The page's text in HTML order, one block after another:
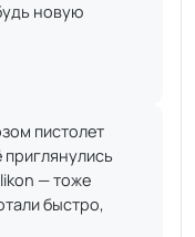
новую
пистолет
приглянулись
— тоже
быстро,